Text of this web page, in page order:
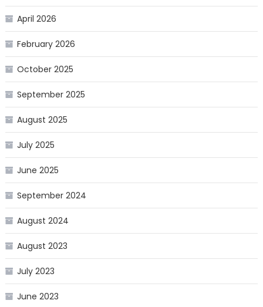
April 2026
February 2026
October 2025
September 2025
August 2025
July 2025
June 2025
September 2024
August 2024
August 2023
July 2023
June 2023